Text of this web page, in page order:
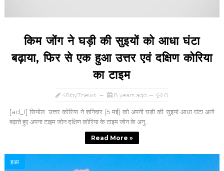
किम जोंग ने घड़ी की सुइयों को आधा घंटा
बढ़ाया, फिर से एक हुआ उत्तर एवं दक्षिण कोरिया
का टाइम
48by7news 8 years ago 0
[ad_1] सियोल: उत्तर कोरिया ने शनिवार (5 मई) को अपनी घड़ी की सुइयां आधा घंटा आगे
बढ़ाते हुए अपना टाइम जोन दक्षिण कोरिया के टाइम जोन के अनु...
Read More »
हआ